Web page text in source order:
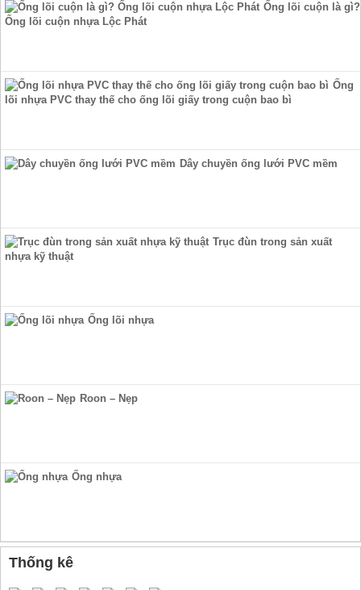
Ống lõi cuộn là gì?
Ống lõi cuộn nhựa Lộc Phát
Ống
lõi nhựa PVC thay thế cho ống lõi giấy trong cuộn bao bì
Dây chuyền ống lưới PVC mềm
Trục đùn trong sản xuất
nhựa kỹ thuật
Ống lõi nhựa
Roon – Nẹp
Ống nhựa
Thống kê